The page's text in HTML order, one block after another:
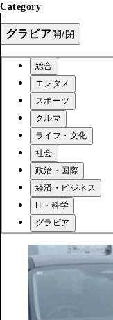
Category
グラビア開/閉
総合
エンタメ
スポーツ
クルマ
ライフ・文化
社会
政治・国際
経済・ビジネス
IT・科学
グラビア